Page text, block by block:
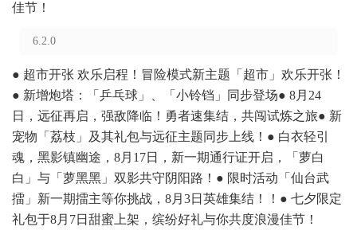
佳节！
6.2.0
● 超市开张 欢乐启程！冒险模式新主题「超市」欢乐开张！
● 新增炮塔：「乒乓球」、「小铃铛」同步登场● 8月24
日，远征再启，强敌降临！勇者速集结，共闯试炼之旅● 新
宠物「荔枝」及其礼包与远征主题同步上线！● 白衣轻引
魂，黑影镇幽途，8月17日，新一期通行证开启，「萝白
白」与「萝黑黑」双影共守阴阳路！● 限时活动「仙台武
擂」新一期擂主等你挑战，8月3日英雄集结！！● 七夕限定
礼包于8月7日甜蜜上架，缤纷好礼与你共度浪漫佳节！